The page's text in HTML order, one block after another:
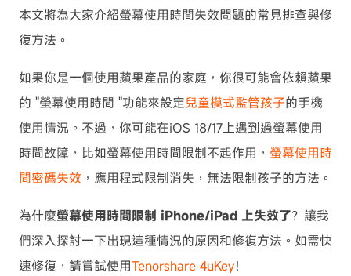
本文將為大家介紹螢幕使用時間失效問題的常見排查與修
復方法。
如果你是一個使用蘋果產品的家庭，你很可能會依賴蘋果
的 "螢幕使用時間 "功能來設定兒童模式監管孩子的手機
使用情況。不過，你可能在iOS 18/17上遇到過螢幕使用
時間故障，比如螢幕使用時間限制不起作用， 螢幕使用時
間密碼失效 ，應用程式限制消失，無法限制孩子的方法。
為什麼螢幕使用時間限制 iPhone/iPad 上失效了？讓我
們深入探討一下出現這種情況的原因和修復方法。如需快
速修復，請嘗試使用Tenorshare 4uKey！